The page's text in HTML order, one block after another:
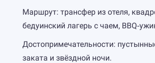
Маршрут: трансфер из отеля,
бедуинский лагерь с чаем,
Достопримечательности:
заката и звёздной ночи.